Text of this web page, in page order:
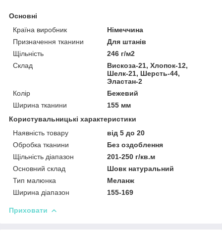
Основні
Країна виробник
Німеччина
Призначення тканини
Для штанів
Щільність
246 г/м2
Склад
Вискоза-21, Хлопок-12,
Шелк-21, Шерсть-44,
Эластан-2
Колір
Бежевий
Ширина тканини
155 мм
Користувальницькі характеристики
Наявність товару
від 5 до 20
Обробка тканини
Без оздоблення
Щільність діапазон
201-250 г/кв.м
Основний склад
Шовк натуральний
Тип малюнка
Меланж
Ширина діапазон
155-169
Приховати